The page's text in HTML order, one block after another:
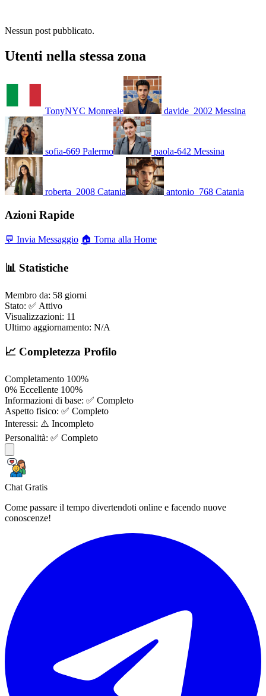
Nessun post pubblicato.
Utenti nella stessa zona
TonyNYC Monreale davide_2002 Messina
sofia-669 Palermo paola-642 Messina
roberta_2008 Catania antonio_768 Catania
Azioni Rapide
💬 Invia Messaggio 🏠 Torna alla Home
📊 Statistiche
Membro da: 58 giorni
Stato: ✅ Attivo
Visualizzazioni: 11
Ultimo aggiornamento: N/A
📈 Completezza Profilo
Completamento 100%
0% Eccellente 100%
Informazioni di base: ✅ Completo
Aspetto fisico: ✅ Completo
Interessi: ⚠️ Incompleto
Personalità: ✅ Completo
Chat Gratis
Come passare il tempo divertendoti online e facendo nuove
conoscenze!